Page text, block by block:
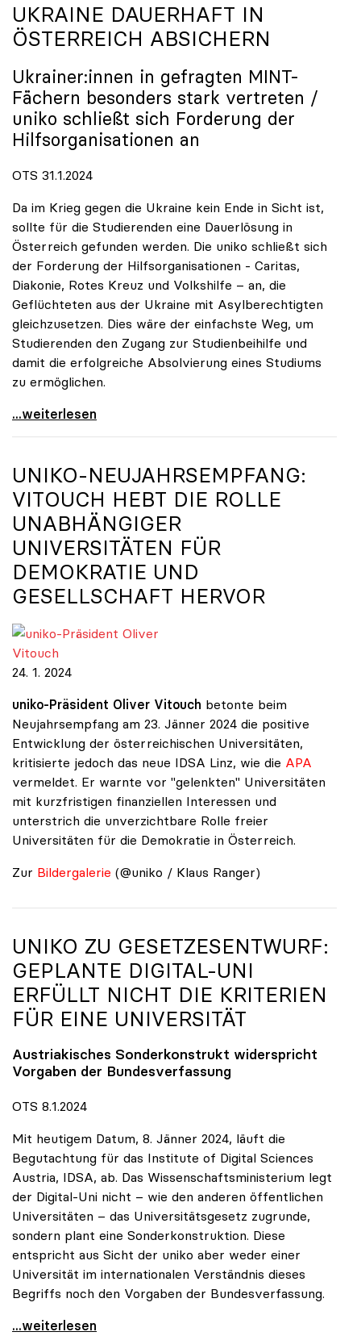
UKRAINE DAUERHAFT IN
ÖSTERREICH ABSICHERN
Ukrainer:innen in gefragten MINT-
Fächern besonders stark vertreten /
uniko schließt sich Forderung der
Hilfsorganisationen an
OTS 31.1.2024
Da im Krieg gegen die Ukraine kein Ende in Sicht ist,
sollte für die Studierenden eine Dauerlösung in
Österreich gefunden werden. Die uniko schließt sich
der Forderung der Hilfsorganisationen - Caritas,
Diakonie, Rotes Kreuz und Volkshilfe – an, die
Geflüchteten aus der Ukraine mit Asylberechtigten
gleichzusetzen. Dies wäre der einfachste Weg, um
Studierenden den Zugang zur Studienbeihilfe und
damit die erfolgreiche Absolvierung eines Studiums
zu ermöglichen.
Studierende aus der Ukraine dauerhaft in
...weiterlesen
UNIKO-NEUJAHRSEMPFANG:
VITOUCH HEBT DIE ROLLE
UNABHÄNGIGER
UNIVERSITÄTEN FÜR
DEMOKRATIE UND
GESELLSCHAFT HERVOR
uniko-Präsident Oliver Vitouch
24. 1. 2024
uniko-Präsident Oliver Vitouch betonte beim
Neujahrsempfang am 23. Jänner 2024 die positive
Entwicklung der österreichischen Universitäten,
kritisierte jedoch das neue IDSA Linz, wie die APA
vermeldet. Er warnte vor "gelenkten" Universitäten
mit kurzfristigen finanziellen Interessen und
unterstrich die unverzichtbare Rolle freier
Universitäten für die Demokratie in Österreich.
Zur Bildergalerie (@uniko / Klaus Ranger)
UNIKO ZU GESETZESENTWURF:
GEPLANTE DIGITAL-UNI
ERFÜLLT NICHT DIE KRITERIEN
FÜR EINE UNIVERSITÄT
Austriakisches Sonderkonstrukt widerspricht
Vorgaben der Bundesverfassung
OTS 8.1.2024
Mit heutigem Datum, 8. Jänner 2024, läuft die
Begutachtung für das Institute of Digital Sciences
Austria, IDSA, ab. Das Wissenschaftsministerium legt
der Digital-Uni nicht – wie den anderen öffentlichen
Universitäten – das Universitätsgesetz zugrunde,
sondern plant eine Sonderkonstruktion. Diese
entspricht aus Sicht der uniko aber weder einer
Universität im internationalen Verständnis dieses
Begriffs noch den Vorgaben der Bundesverfassung.
uniko zu Gesetzesentwurf: Geplante Digital-Uni
...weiterlesen